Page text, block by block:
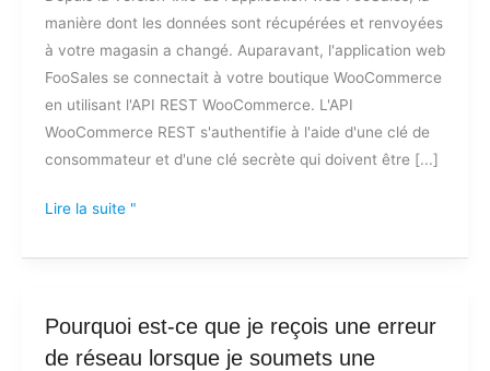
manière dont les données sont récupérées et renvoyées
à votre magasin a changé. Auparavant, l'application web
FooSales se connectait à votre boutique WooCommerce
en utilisant l'API REST WooCommerce. L'API
WooCommerce REST s'authentifie à l'aide d'une clé de
consommateur et d'une clé secrète qui doivent être [...]
de
consommateur
et
un
secret
pour
connecter
?
Lire la suite "
Pourquoi est-ce que je reçois une erreur
de réseau lorsque je soumets une
Pourquoi
est-